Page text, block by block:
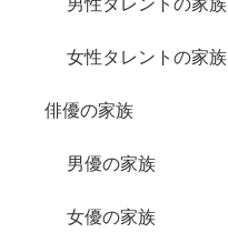
男性タレントの家族
女性タレントの家族
俳優の家族
男優の家族
女優の家族